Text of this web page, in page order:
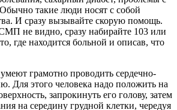
такие люди носят с собой
И сразу вызывайте скорую помощь.
не видно, сразу набирайте 103 или
где находится больной и описав, что
грамотно проводить сердечно-
Для этого человека надо положить на
запрокинуть его голову, затем
на середину грудной клетки, чередуя